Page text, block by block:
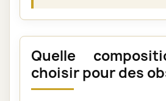
Quelle
choisir pour des